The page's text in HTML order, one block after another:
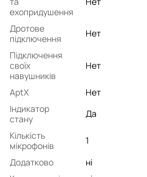
ехопридушення
Дротове
підключення
Нет
Підключення
своїх
навушників
Нет
AptX
Нет
Індикатор
стану
Да
Кількість
мікрофонів
1
Додатково
ні